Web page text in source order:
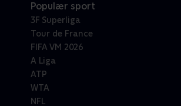
Populær sport
3F Superliga
Tour de France
FIFA VM 2026
A Liga
ATP
WTA
NFL